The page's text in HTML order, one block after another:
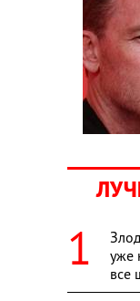
уже
все